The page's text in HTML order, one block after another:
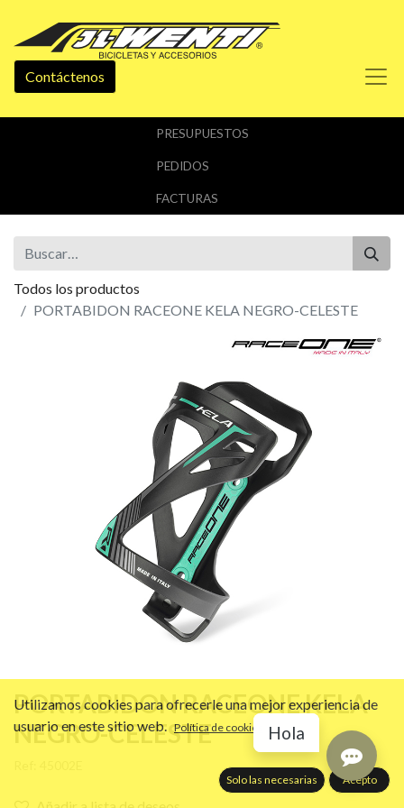
Contáctenos
PRESUPUESTOS
PEDIDOS
FACTURAS
Todos los productos
PORTABIDON RACEONE KELA NEGRO-CELESTE
PORTABIDON RACEONE KELA
NEGRO-CELESTE
Utilizamos cookies para ofrecerle una mejor experiencia de
usuario en este sitio web. Política de cookies
Solo las necesarias Acepto
Hola